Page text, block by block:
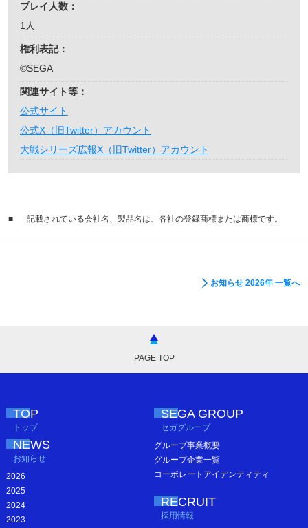
プレイ人数：
1人
権利表記：
©SEGA
関連サイト等：
公式サイト
公式X（旧Twitter）アカウント
大戦シリーズ広報X（旧Twitter）アカウント
■ 記載されている会社名、製品名は、各社の登録商標または商標です。
お知らせ 2026年 一覧へ
PAGE TOP
TOP
トップ
NEWS
お知らせ
2026
2025
2024
2023
SEGA GROUP
セガグループ
グループ事業概要
グループ企業一覧
コーポレートアイデンティティ
RECRUIT
採用情報